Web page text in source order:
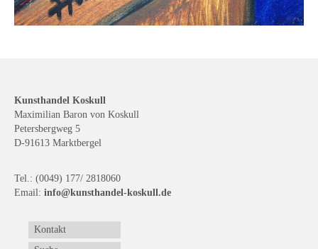
Kunsthandel Koskull
Maximilian Baron von Koskull
Petersbergweg 5
D-91613 Marktbergel
Tel.: (0049) 177/ 2818060
Email: info@kunsthandel-koskull.de
Kontakt